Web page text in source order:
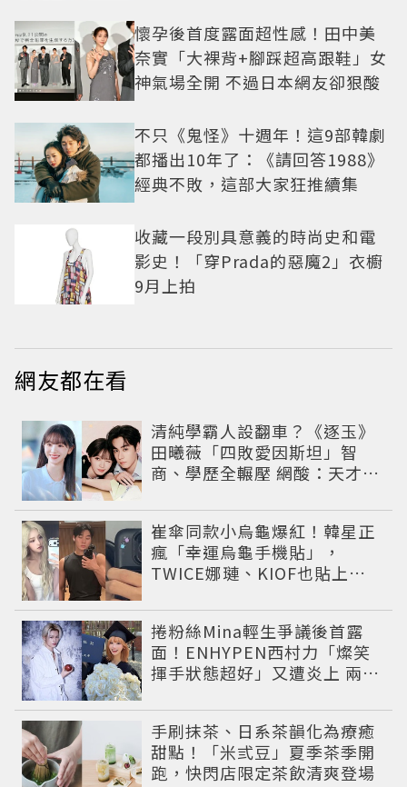
懷孕後首度露面超性感！田中美
奈實「大裸背+腳踩超高跟鞋」女
神氣場全開 不過日本網友卻狠酸
不只《鬼怪》十週年！這9部韓劇
都播出10年了：《請回答1988》
經典不敗，這部大家狂推續集
收藏一段別具意義的時尚史和電
影史！「穿Prada的惡魔2」衣櫥
9月上拍
網友都在看
清純學霸人設翻車？《逐玉》
田曦薇「四敗愛因斯坦」智
商、學歷全輾壓 網酸：天才全
崔傘同款小烏龜爆紅！韓星正
瘋「幸運烏龜手機貼」，
TWICE娜璉、KIOF也貼上求
捲粉絲Mina輕生爭議後首露
面！ENHYPEN西村力「燦笑
揮手狀態超好」又遭炎上 兩派
手刷抹茶、日系茶韻化為療癒
甜點！「米弎豆」夏季茶季開
跑，快閃店限定茶飲清爽登場